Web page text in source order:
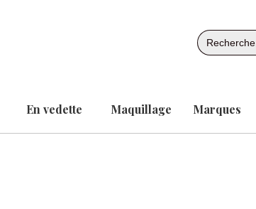
Search
for:
En vedette Maquillage Marques